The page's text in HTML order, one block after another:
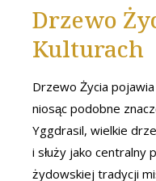
Drzewo
Kulturach
Drzewo Życia
niosąc podobne
Yggdrasil, wielkie
i służy jako centralny
żydowskiej tradycji